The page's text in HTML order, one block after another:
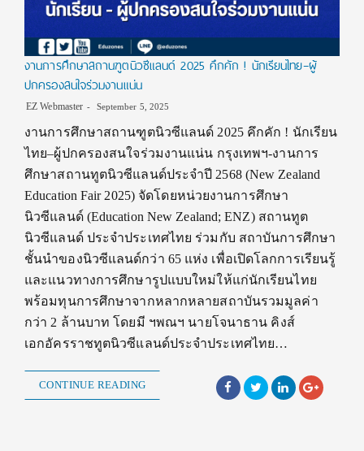
งานการศึกษาสถานฑูตนิวซีแลนด์ 2025 คึกคัก ! นักเรียนไทย–ผู้
ปกครองสนใจร่วมงานแน่น
EZ Webmaster September 5, 2025
งานการศึกษาสถานฑูตนิวซีแลนด์ 2025 คึกคัก ! นักเรียน
ไทย–ผู้ปกครองสนใจร่วมงานแน่น กรุงเทพฯ-งานการ
ศึกษาสถานทูตนิวซีแลนด์ประจำปี 2568 (New Zealand
Education Fair 2025) จัดโดยหน่วยงานการศึกษา
นิวซีแลนด์ (Education New Zealand; ENZ) สถานทูต
นิวซีแลนด์ ประจำประเทศไทย ร่วมกับ สถาบันการศึกษา
ชั้นนำของนิวซีแลนด์กว่า 65 แห่ง เพื่อเปิดโลกการเรียนรู้
และแนวทางการศึกษารูปแบบใหม่ให้แก่นักเรียนไทย
พร้อมทุนการศึกษาจากหลากหลายสถาบันรวมมูลค่า
กว่า 2 ล้านบาท โดยมี ฯพณฯ นายโจนาธาน คิงส์
เอกอัครราชทูตนิวซีแลนด์ประจำประเทศไทย…
CONTINUE READING